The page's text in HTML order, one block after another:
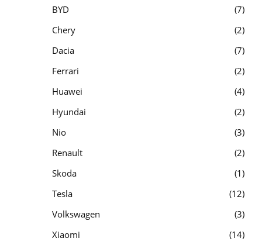
BYD
7
Chery
2
Dacia
7
Ferrari
2
Huawei
4
Hyundai
2
Nio
3
Renault
2
Skoda
1
Tesla
12
Volkswagen
3
Xiaomi
14